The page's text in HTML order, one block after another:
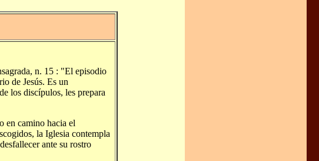
n. 15 : "El episodio
de Jesús. Es un
los discípulos, les prepara
en camino hacia el
la Iglesia contempla
ante su rostro